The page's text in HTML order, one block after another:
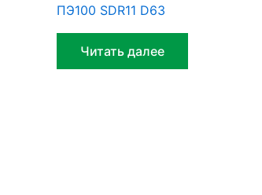
ПЭ100 SDR11 D63
Читать далее